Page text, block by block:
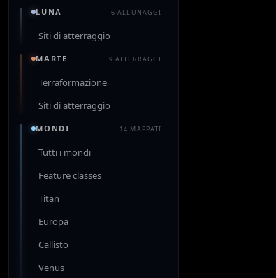
LUNA 6 ALLUNAGGI
Siti di atterraggio
MARTE 9 ATTERRAGGI
Terraformazione
Siti di atterraggio
MONDI 14 MAPPATI
Tutti i mondi
Feature classes
Titan
Europa
Callisto
Venus